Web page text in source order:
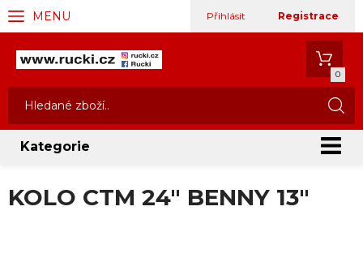
MENU Přihlásit Registrace
0
Kategorie
KOLO CTM 24" BENNY 13"